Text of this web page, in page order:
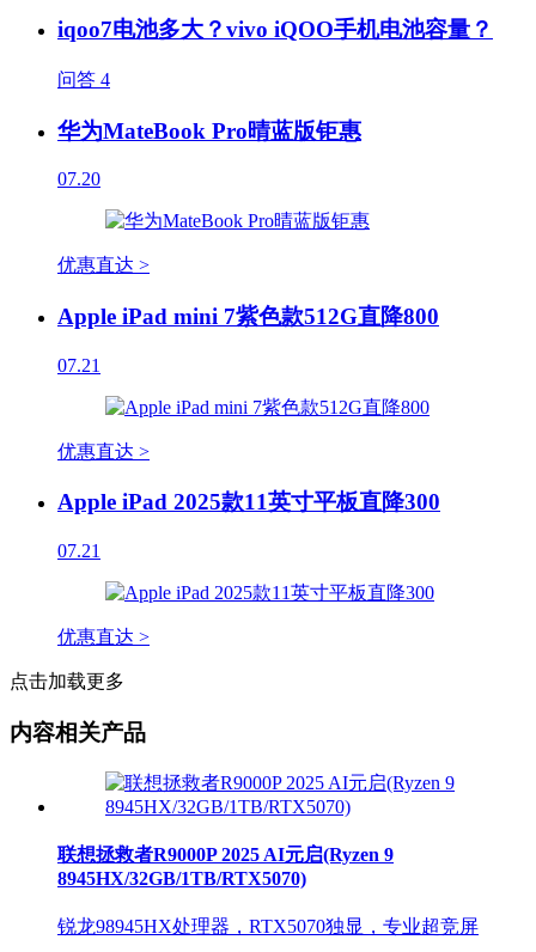
iqoo7电池多大？vivo iQOO手机电池容量？
问答 4
华为MateBook Pro晴蓝版钜惠
07.20
优惠直达 >
Apple iPad mini 7紫色款512G直降800
07.21
优惠直达 >
Apple iPad 2025款11英寸平板直降300
07.21
优惠直达 >
点击加载更多
内容相关产品
联想拯救者R9000P 2025 AI元启(Ryzen 9
8945HX/32GB/1TB/RTX5070)
锐龙98945HX处理器，RTX5070独显，专业超竞屏